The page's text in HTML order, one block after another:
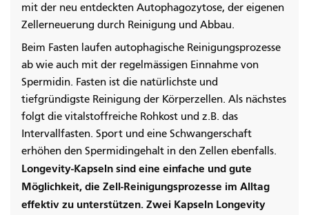
mit der neu entdeckten Autophagozytose, der eigenen
Zellerneuerung durch Reinigung und Abbau.
Beim Fasten laufen autophagische Reinigungsprozesse
ab wie auch mit der regelmässigen Einnahme von
Spermidin. Fasten ist die natürlichste und
tiefgründigste Reinigung der Körperzellen. Als nächstes
folgt die vitalstoffreiche Rohkost und z.B. das
Intervallfasten. Sport und eine Schwangerschaft
erhöhen den Spermidingehalt in den Zellen ebenfalls.
Longevity-Kapseln sind eine einfache und gute
Möglichkeit, die Zell-Reinigungsprozesse im Alltag
effektiv zu unterstützen. Zwei Kapseln Longevity